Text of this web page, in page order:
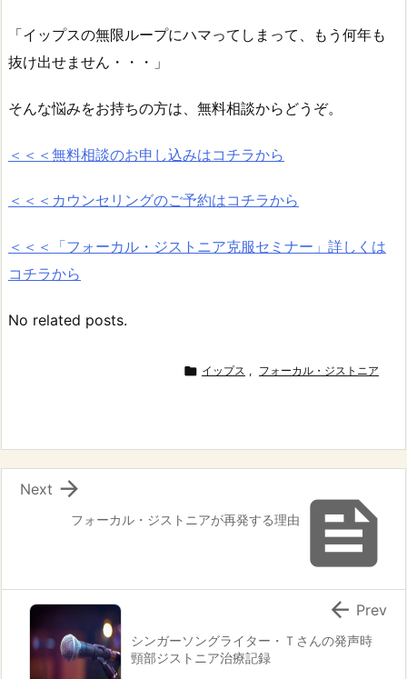
「イップスの無限ループにハマってしまって、もう何年も
抜け出せません・・・」
そんな悩みをお持ちの方は、無料相談からどうぞ。
＜＜＜無料相談のお申し込みはコチラから
＜＜＜カウンセリングのご予約はコチラから
＜＜＜「フォーカル・ジストニア克服セミナー」詳しくは
コチラから
No related posts.
 イップス , フォーカル・ジストニア

フォーカル・ジストニアが再発する理由

Next
シンガーソングライター・Ｔさんの発声時
頸部ジストニア治療記録
 Prev